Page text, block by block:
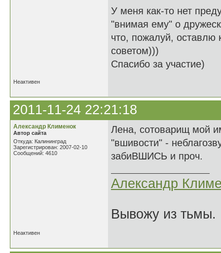
У меня как-то нет
"внимая ему" о
что, пожалуй, оставлю
советом)))
Спасибо за участие)
Неактивен
2011-11-24 22:21:18
Александр Клименок
Автор сайта
Откуда: Калининград
Зарегистрирован: 2007-02-10
Сообщений: 4610
Лена, сотоварищ мой
"вшивости" -
забиВШИСЬ и проч.
Александр
Вывожу из тьмы.
Неактивен